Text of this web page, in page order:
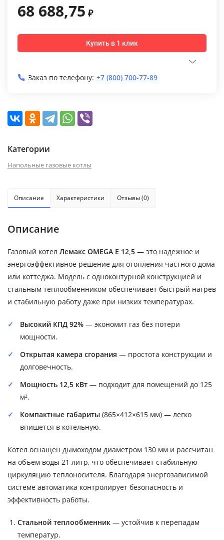
68 688,75 ₽
Купить в 1 клик
Заказ по телефону: +7 (800) 700-77-89
Категории
Напольные газовые котлы
Описание Характеристики Отзывы (0)
Описание
Газовый котел Лемакс OMEGA E 12,5 — это надежное и
энергоэффективное решение для отопления частного дома
или коттеджа. Модель с одноконтурной конструкцией и
стальным теплообменником обеспечивает быстрый нагрев
и стабильную работу даже при низких температурах.
Высокий КПД 92% — экономит газ без потери
мощности.
Открытая камера сгорания — простота конструкции и
долговечность.
Мощность 12,5 кВт — подходит для помещений до 125
м².
Компактные габариты (865×412×615 мм) — легко
впишется в котельную.
Котел оснащен дымоходом диаметром 130 мм и рассчитан
на объем воды 21 литр, что обеспечивает стабильную
циркуляцию теплоносителя. Благодаря энергозависимой
системе автоматика контролирует безопасность и
эффективность работы.
Стальной теплообменник — устойчив к перепадам
температур.